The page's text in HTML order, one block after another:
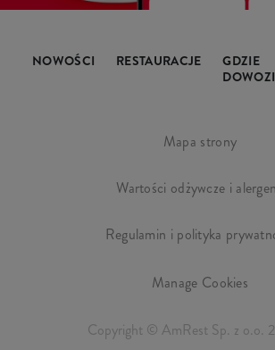
NOWOŚCI RESTAURACJE
GDZIE
Mapa strony
Wartości odżywcze i
Regulamin i polityka
Manage Cookies
Copyright © AmRest Sp. z o.o.